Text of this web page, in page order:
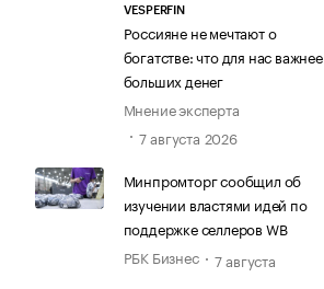
VESPERFIN
Россияне не мечтают о
богатстве: что для нас важнее
больших денег
Мнение эксперта
7 августа 2026
Минпромторг сообщил об
изучении властями идей по
поддержке селлеров WB
РБК Бизнес
7 августа